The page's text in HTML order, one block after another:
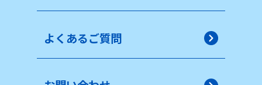
よくあるご質問